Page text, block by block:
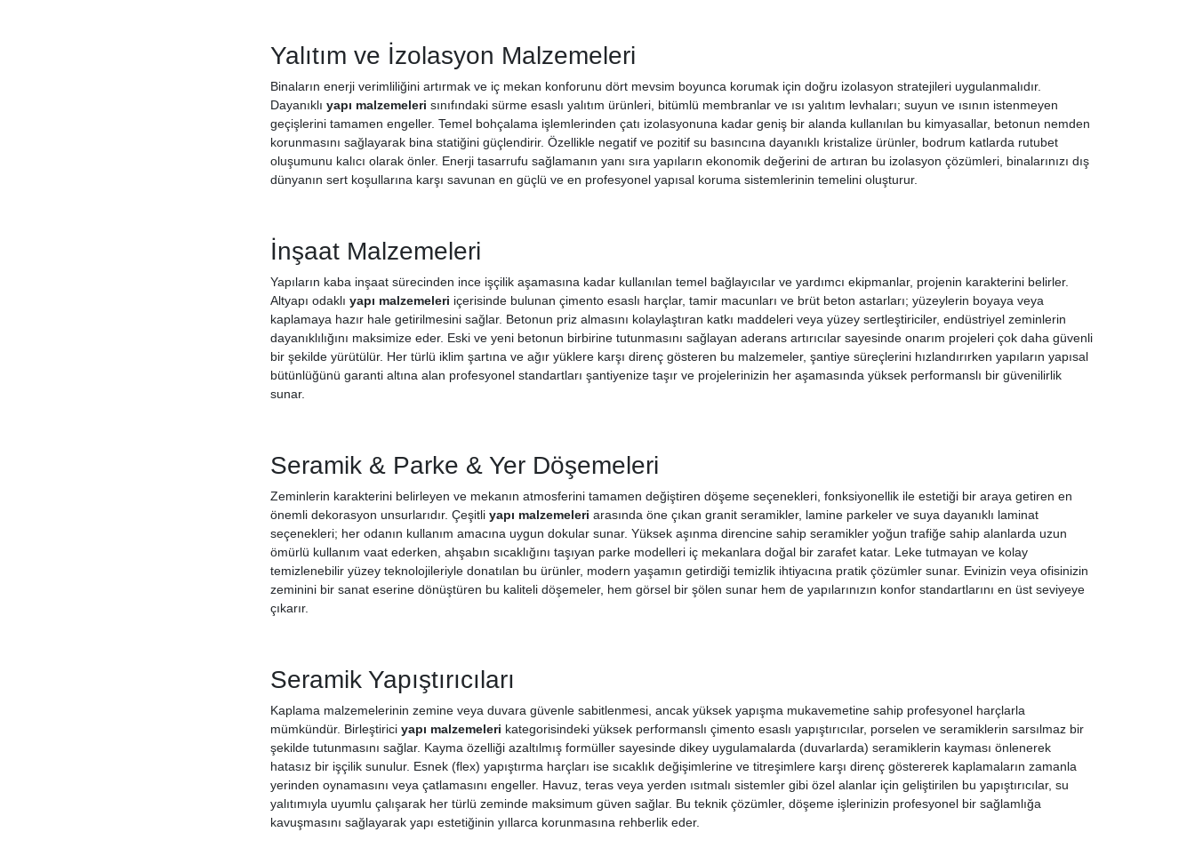
Yalıtım ve İzolasyon Malzemeleri
Binaların enerji verimliliğini artırmak ve iç mekan konforunu dört mevsim boyunca korumak için doğru izolasyon stratejileri uygulanmalıdır.
Dayanıklı yapı malzemeleri sınıfındaki sürme esaslı yalıtım ürünleri, bitümlü membranlar ve ısı yalıtım levhaları; suyun ve ısının istenmeyen
geçişlerini tamamen engeller. Temel bohçalama işlemlerinden çatı izolasyonuna kadar geniş bir alanda kullanılan bu kimyasallar, betonun nemden
korunmasını sağlayarak bina statiğini güçlendirir. Özellikle negatif ve pozitif su basıncına dayanıklı kristalize ürünler, bodrum katlarda rutubet
oluşumunu kalıcı olarak önler. Enerji tasarrufu sağlamanın yanı sıra yapıların ekonomik değerini de artıran bu izolasyon çözümleri, binalarınızı dış
dünyanın sert koşullarına karşı savunan en güçlü ve en profesyonel yapısal koruma sistemlerinin temelini oluşturur.
İnşaat Malzemeleri
Yapıların kaba inşaat sürecinden ince işçilik aşamasına kadar kullanılan temel bağlayıcılar ve yardımcı ekipmanlar, projenin karakterini belirler.
Altyapı odaklı yapı malzemeleri içerisinde bulunan çimento esaslı harçlar, tamir macunları ve brüt beton astarları; yüzeylerin boyaya veya
kaplamaya hazır hale getirilmesini sağlar. Betonun priz almasını kolaylaştıran katkı maddeleri veya yüzey sertleştiriciler, endüstriyel zeminlerin
dayanıklılığını maksimize eder. Eski ve yeni betonun birbirine tutunmasını sağlayan aderans artırıcılar sayesinde onarım projeleri çok daha güvenli
bir şekilde yürütülür. Her türlü iklim şartına ve ağır yüklere karşı direnç gösteren bu malzemeler, şantiye süreçlerini hızlandırırken yapıların yapısal
bütünlüğünü garanti altına alan profesyonel standartları şantiyenize taşır ve projelerinizin her aşamasında yüksek performanslı bir güvenilirlik
sunar.
Seramik & Parke & Yer Döşemeleri
Zeminlerin karakterini belirleyen ve mekanın atmosferini tamamen değiştiren döşeme seçenekleri, fonksiyonellik ile estetiği bir araya getiren en
önemli dekorasyon unsurlarıdır. Çeşitli yapı malzemeleri arasında öne çıkan granit seramikler, lamine parkeler ve suya dayanıklı laminat
seçenekleri; her odanın kullanım amacına uygun dokular sunar. Yüksek aşınma direncine sahip seramikler yoğun trafiğe sahip alanlarda uzun
ömürlü kullanım vaat ederken, ahşabın sıcaklığını taşıyan parke modelleri iç mekanlara doğal bir zarafet katar. Leke tutmayan ve kolay
temizlenebilir yüzey teknolojileriyle donatılan bu ürünler, modern yaşamın getirdiği temizlik ihtiyacına pratik çözümler sunar. Evinizin veya ofisinizin
zeminini bir sanat eserine dönüştüren bu kaliteli döşemeler, hem görsel bir şölen sunar hem de yapılarınızın konfor standartlarını en üst seviyeye
çıkarır.
Seramik Yapıştırıcıları
Kaplama malzemelerinin zemine veya duvara güvenle sabitlenmesi, ancak yüksek yapışma mukavemetine sahip profesyonel harçlarla
mümkündür. Birleştirici yapı malzemeleri kategorisindeki yüksek performanslı çimento esaslı yapıştırıcılar, porselen ve seramiklerin sarsılmaz bir
şekilde tutunmasını sağlar. Kayma özelliği azaltılmış formüller sayesinde dikey uygulamalarda (duvarlarda) seramiklerin kayması önlenerek
hatasız bir işçilik sunulur. Esnek (flex) yapıştırma harçları ise sıcaklık değişimlerine ve titreşimlere karşı direnç göstererek kaplamaların zamanla
yerinden oynamasını veya çatlamasını engeller. Havuz, teras veya yerden ısıtmalı sistemler gibi özel alanlar için geliştirilen bu yapıştırıcılar, su
yalıtımıyla uyumlu çalışarak her türlü zeminde maksimum güven sağlar. Bu teknik çözümler, döşeme işlerinizin profesyonel bir sağlamlığa
kavuşmasını sağlayarak yapı estetiğinin yıllarca korunmasına rehberlik eder.